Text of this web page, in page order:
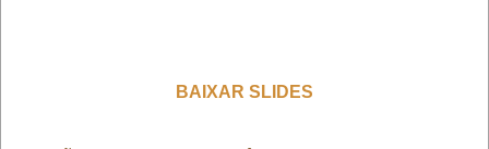
BAIXAR SLIDES